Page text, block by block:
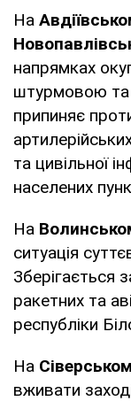
На
напрямках
штурмовою та
припиняє
та цивільної
населених
На
ситуація
Зберігається
ракетних та
республіки
На
вживати